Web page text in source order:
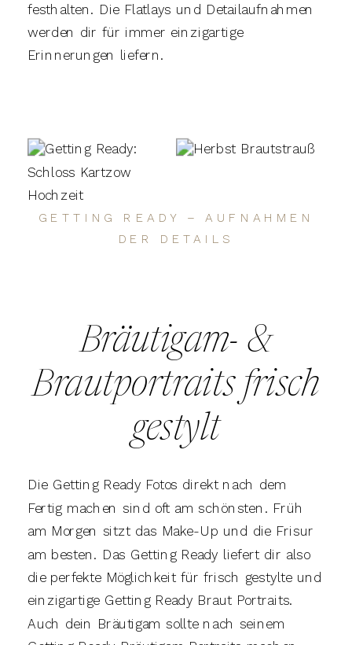
festhalten. Die Flatlays und Detailaufnahmen
werden dir für immer einzigartige
Erinnerungen liefern.
GETTING READY – AUFNAHMEN
DER DETAILS
Bräutigam- &
Brautportraits frisch
gestylt
Die Getting Ready Fotos direkt nach dem
Fertig machen sind oft am schönsten. Früh
am Morgen sitzt das Make-Up und die Frisur
am besten. Das Getting Ready liefert dir also
die perfekte Möglichkeit für frisch gestylte und
einzigartige Getting Ready Braut Portraits.
Auch dein Bräutigam sollte nach seinem